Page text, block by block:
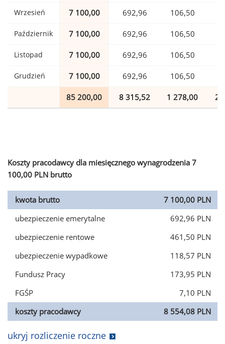
Wrzesień 7 100,00 692,96 106,50
Październik 7 100,00 692,96 106,50
Listopad 7 100,00 692,96 106,50
Grudzień 7 100,00 692,96 106,50
85 200,00 8 315,52 1 278,00 2
Koszty pracodawcy dla miesięcznego wynagrodzenia 7
100,00 PLN brutto
kwota brutto
7 100,00 PLN
ubezpieczenie emerytalne
692,96 PLN
ubezpieczenie rentowe
461,50 PLN
ubezpieczenie wypadkowe
118,57 PLN
Fundusz Pracy
173,95 PLN
FGŚP
7,10 PLN
koszty pracodawcy
8 554,08 PLN
ukryj rozliczenie roczne